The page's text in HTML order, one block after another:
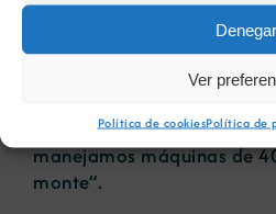
Denegar
Ver
Política de cookiesPolítica de
también hizo referencia a
ecologista “cuando tu
a hacer una separación de
[los profesionales de la
manejamos máquinas de
monte”.